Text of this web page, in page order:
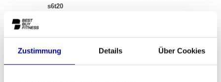
Zustimmung Details Über Cookies
s6t20
859,95
Motorcontroller Ersatzteile
Der Motorcontroller ist quasi das elektronische Gehirn hinter dem